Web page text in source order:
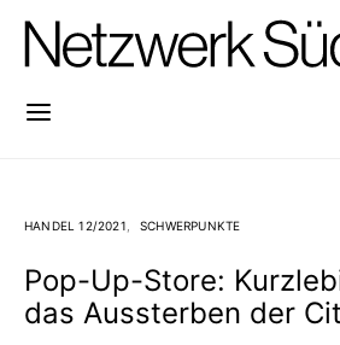
HANDEL 12/2021 SCHWERPUNKTE
Pop-Up-Store:
das Aussterben der